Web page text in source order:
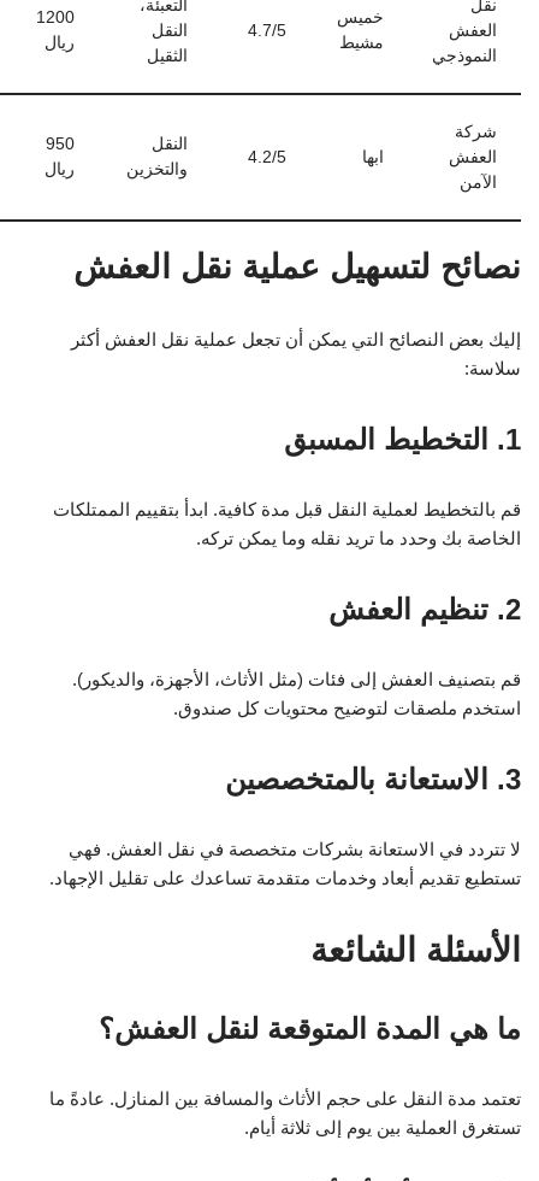
نقل
العفش
النموذجي
خميس
مشيط
4.7/5
التعبئة،
النقل
الثقيل
1200
ريال
شركة
العفش
الآمن
ابها 4.2/5
النقل
والتخزين
950
ريال
نصائح لتسهيل عملية نقل العفش
إليك بعض النصائح التي يمكن أن تجعل عملية نقل العفش أكثر
سلاسة:
1. التخطيط المسبق
قم بالتخطيط لعملية النقل قبل مدة كافية. ابدأ بتقييم الممتلكات
الخاصة بك وحدد ما تريد نقله وما يمكن تركه.
2. تنظيم العفش
قم بتصنيف العفش إلى فئات (مثل الأثاث، الأجهزة، والديكور).
استخدم ملصقات لتوضيح محتويات كل صندوق.
3. الاستعانة بالمتخصصين
لا تتردد في الاستعانة بشركات متخصصة في نقل العفش. فهي
تستطيع تقديم أبعاد وخدمات متقدمة تساعدك على تقليل الإجهاد.
الأسئلة الشائعة
ما هي المدة المتوقعة لنقل العفش؟
تعتمد مدة النقل على حجم الأثاث والمسافة بين المنازل. عادةً ما
تستغرق العملية بين يوم إلى ثلاثة أيام.